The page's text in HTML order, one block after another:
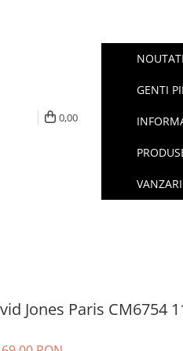
0,00
NOUTATI
GENTI
Jones Paris CM6754